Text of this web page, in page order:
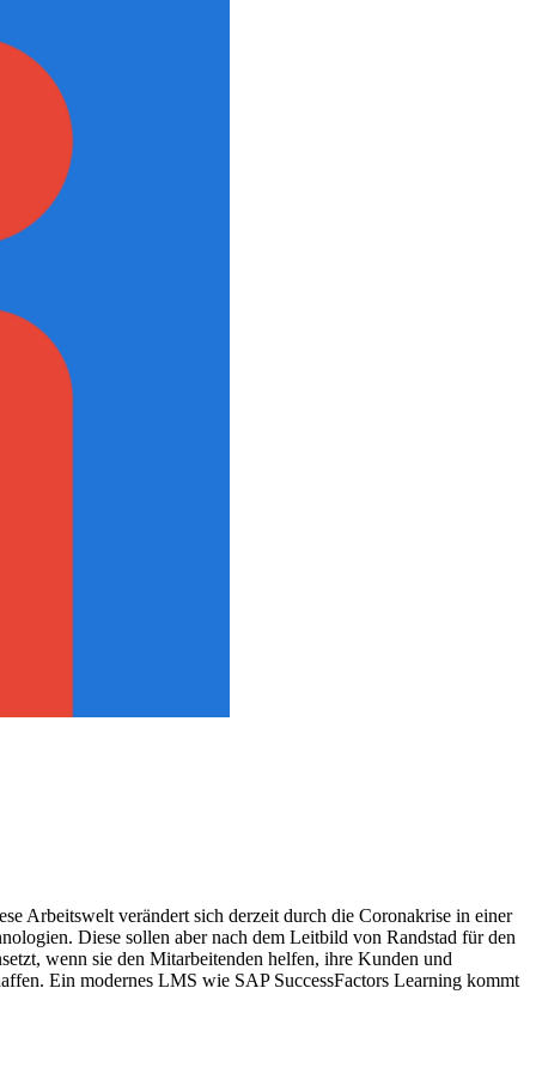
Arbeitswelt verändert sich derzeit durch die Coronakrise in einer
Diese sollen aber nach dem Leitbild von Randstad für den
wenn sie den Mitarbeitenden helfen, ihre Kunden und
Ein modernes LMS wie SAP SuccessFactors Learning kommt